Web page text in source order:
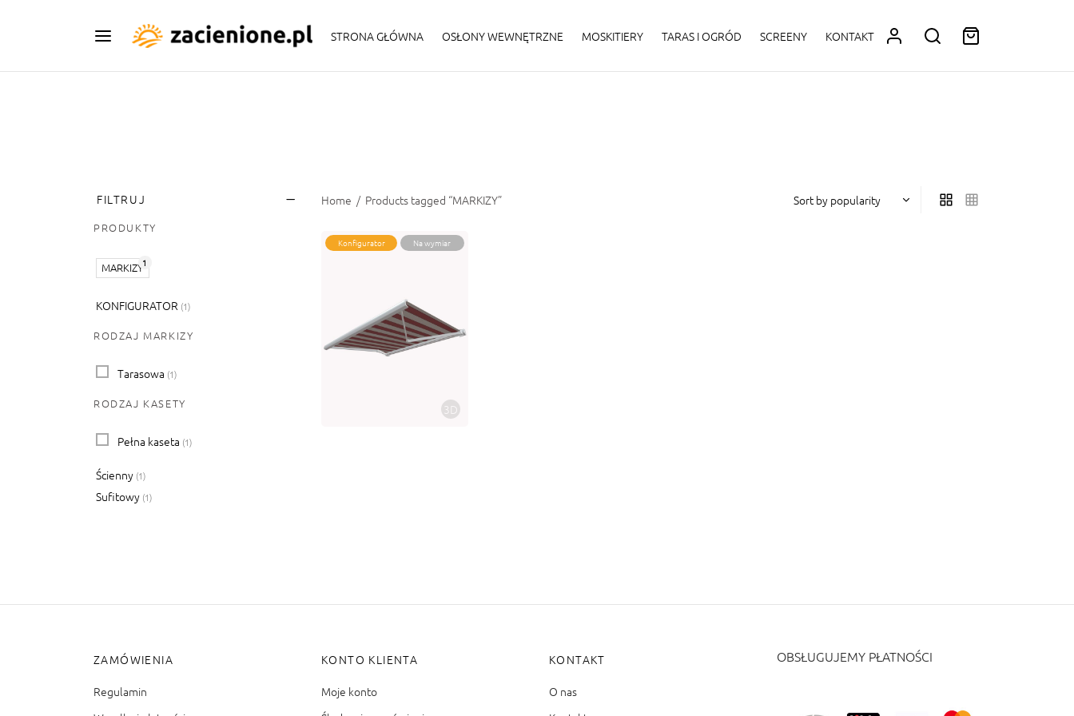
STRONA GŁÓWNA OSŁONY WEWNĘTRZNE MOSKITIERY TARAS I OGRÓD SCREENY KONTAKT
FILTRUJ
PRODUKTY
1
MARKIZY
KONFIGURATOR (1)
RODZAJ MARKIZY
Tarasowa (1)
RODZAJ KASETY
Pełna kaseta (1)
Ścienny (1)
Sufitowy (1)
Home / Products tagged “MARKIZY”
3D
Konfigurator Na wymiar
Markiza tarasowa
TAKSYA
ZAMÓWIENIA
Regulamin
KONTO KLIENTA
Moje konto
KONTAKT
O nas
OBSŁUGUJEMY PŁATNOŚCI